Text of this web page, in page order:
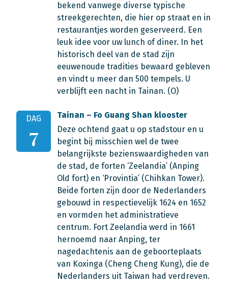
bekend vanwege diverse typische
streekgerechten, die hier op straat en in
restaurantjes worden geserveerd. Een
leuk idee voor uw lunch of diner. In het
historisch deel van de stad zijn
eeuwenoude tradities bewaard gebleven
en vindt u meer dan 500 tempels. U
verblijft een nacht in Tainan. (O)
DAG
7
Tainan – Fo Guang Shan klooster
Deze ochtend gaat u op stadstour en u
begint bij misschien wel de twee
belangrijkste bezienswaardigheden van
de stad, de forten ‘Zeelandia’ (Anping
Old fort) en ‘Provintia’ (Chihkan Tower).
Beide forten zijn door de Nederlanders
gebouwd in respectievelijk 1624 en 1652
en vormden het administratieve
centrum. Fort Zeelandia werd in 1661
hernoemd naar Anping, ter
nagedachtenis aan de geboorteplaats
van Koxinga (Cheng Cheng Kung), die de
Nederlanders uit Taiwan had verdreven.